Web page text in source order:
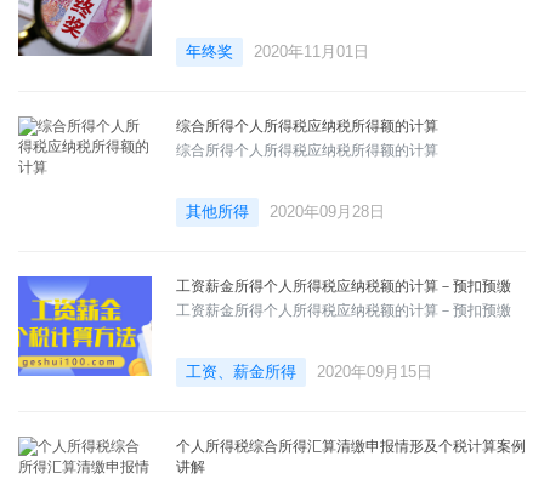
年终奖 2020年11月01日
综合所得个人所得税应纳税所得额的计算
综合所得个人所得税应纳税所得额的计算
其他所得 2020年09月28日
工资薪金所得个人所得税应纳税额的计算－预扣预缴
工资薪金所得个人所得税应纳税额的计算－预扣预缴
工资、薪金所得 2020年09月15日
个人所得税综合所得汇算清缴申报情形及个税计算案例
讲解